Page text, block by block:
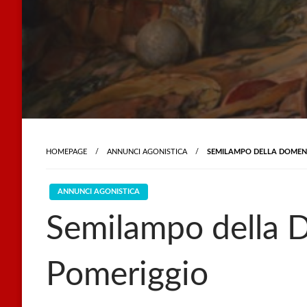
HOMEPAGE ANNUNCI AGONISTICA SEMILAMPO DELLA
ANNUNCI AGONISTICA
Semilampo della
Pomeriggio